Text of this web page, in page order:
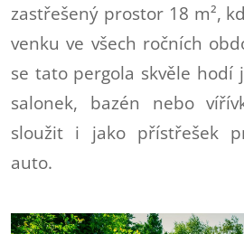
zastřešený prostor 18 m²,
venku ve všech ročních
se tato pergola skvěle hodí
salonek, bazén nebo
sloužit i jako přístřešek
auto.